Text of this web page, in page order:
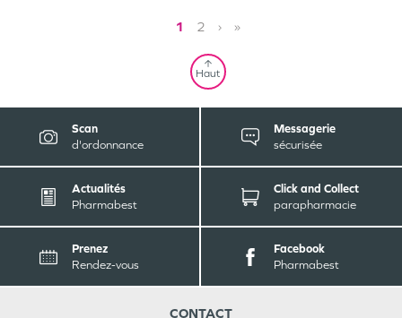
1 2 › »
Haut
Scan
d'ordonnance
Messagerie
sécurisée
Actualités
Pharmabest
Click and Collect
parapharmacie
Prenez
Rendez-vous
Facebook
Pharmabest
CONTACT